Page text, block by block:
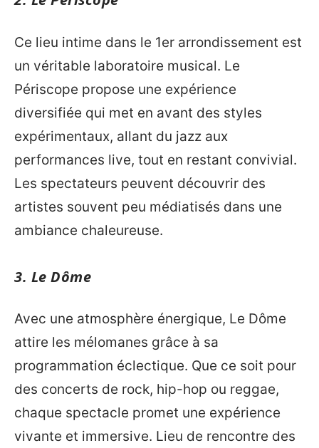
Ce lieu intime dans le 1er arrondissement est
un véritable laboratoire musical. Le
Périscope propose une expérience
diversifiée qui met en avant des styles
expérimentaux, allant du jazz aux
performances live, tout en restant convivial.
Les spectateurs peuvent découvrir des
artistes souvent peu médiatisés dans une
ambiance chaleureuse.
3. Le Dôme
Avec une atmosphère énergique, Le Dôme
attire les mélomanes grâce à sa
programmation éclectique. Que ce soit pour
des concerts de rock, hip-hop ou reggae,
chaque spectacle promet une expérience
vivante et immersive. Lieu de rencontre des